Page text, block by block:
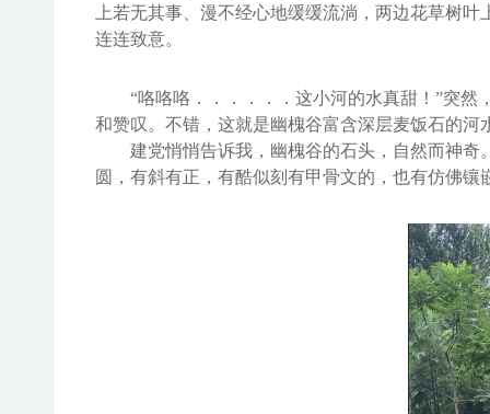
上若无其事、漫不经心地缓缓流淌，两边花草树叶
连连致意。
“咯咯咯 ．．．．．．这小河的水真甜！ ”突然
和赞叹。不错，这就是幽槐谷富含深层麦饭石的河
建党悄悄告诉我， 幽槐谷的石头，自然而神奇
圆，有斜有正，有酷似刻有甲骨文的，也有仿佛镶